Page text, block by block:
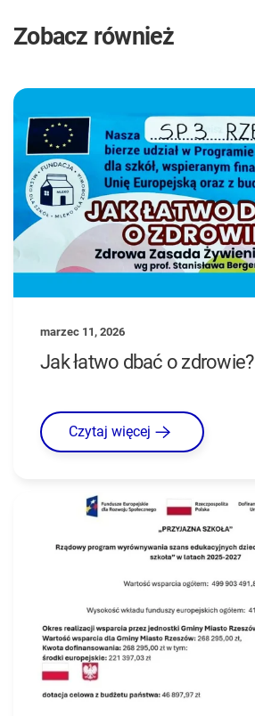
Zobacz również
marzec 11, 2026
Jak łatwo dbać o zdrowie?
Czytaj więcej